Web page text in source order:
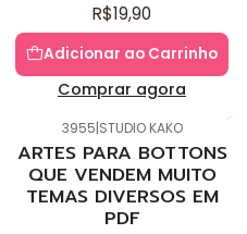
R$19,90
Adicionar ao Carrinho
Comprar agora
3955|STUDIO KAKO
ARTES PARA BOTTONS
QUE VENDEM MUITO
TEMAS DIVERSOS EM
PDF